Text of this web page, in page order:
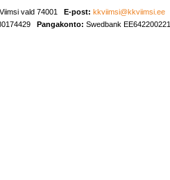
vald 74001 E-post: kkviimsi@kkviimsi.ee
Pangakonto: Swedbank